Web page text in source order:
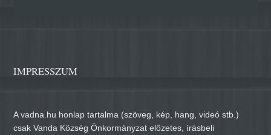
IMPRESSZUM
A vadna.hu honlap tartalma (szöveg, kép, hang, videó stb.)
csak Vanda Község Önkormányzat előzetes, írásbeli